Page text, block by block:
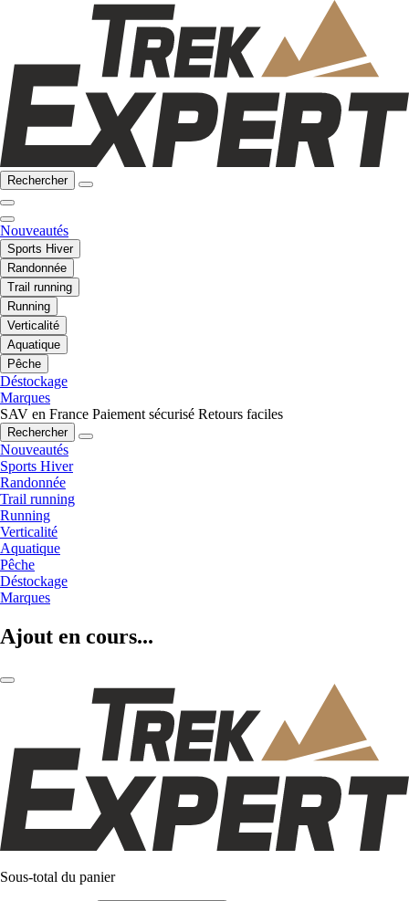
Rechercher
Nouveautés
Sports Hiver
Randonnée
Trail running
Running
Verticalité
Aquatique
Pêche
Déstockage
Marques
SAV en France Paiement sécurisé Retours faciles
Rechercher
Nouveautés
Sports Hiver
Randonnée
Trail running
Running
Verticalité
Aquatique
Pêche
Déstockage
Marques
Ajout en cours...
Sous-total du panier